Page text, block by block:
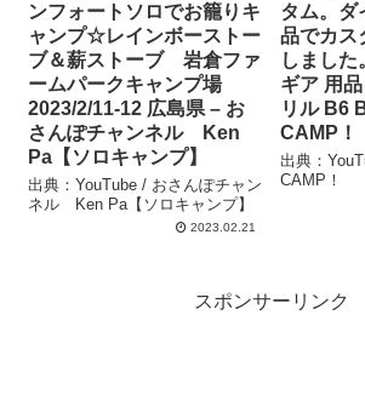
ンフォートソロでお籠りキ
ャンプ☆レインボーストー
ブ＆薪ストーブ 岩倉ファ
ームパークキャンプ場
2023/2/11-12 広島県 – お
さんぽチャンネル Ken
Pa【ソロキャンプ】
出典：YouTube / おさんぽチャン
ネル Ken Pa【ソロキャンプ】
2023.02.21
タム。ダ
品でカス
しました
ギア 用
リル B6
CAMP！
出典：
CAMP！
スポンサーリンク